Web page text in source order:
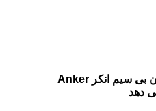
اولین نفری باشید که برای "هدفون بی سیم انکر Anker